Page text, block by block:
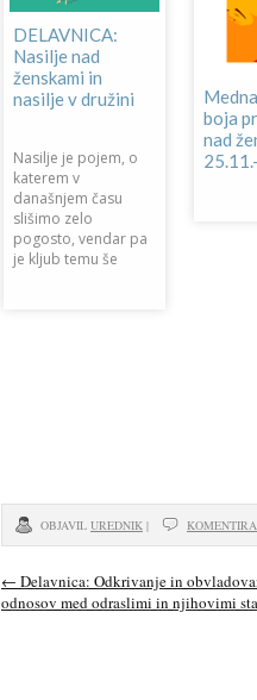
DELAVNICA:
Nasilje nad
ženskami in
nasilje v družini
Nasilje je pojem, o
katerem v
današnjem času
slišimo zelo
pogosto, vendar pa
je kljub temu še
boja
nad
OBJAVIL UREDNIK |
← Delavnica: Odkrivanje in
odnosov med odraslimi in njihovimi